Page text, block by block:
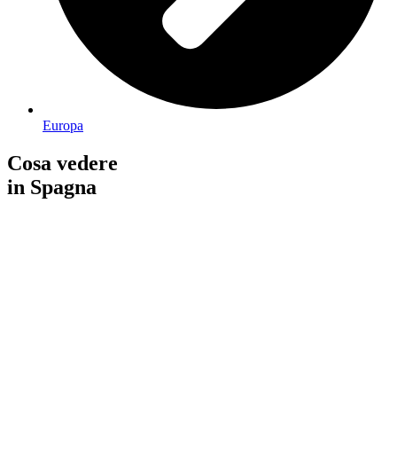
Europa
Cosa vedere
in Spagna